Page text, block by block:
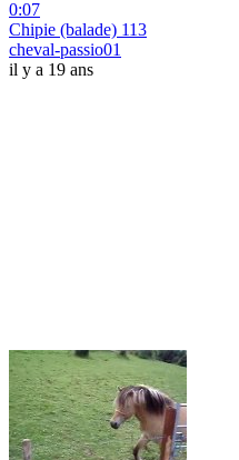
0:07
Chipie (balade) 113
cheval-passio01
il y a 19 ans